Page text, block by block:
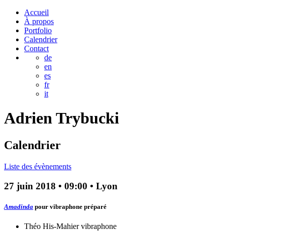
Accueil
À propos
Portfolio
Calendrier
Contact
de
en
es
fr
it
AdrienTrybucki
Calendrier
Liste des évènements
27 juin 2018 • 09:00 • Lyon
Amadinda pour vibraphone préparé
Théo His-Mahiervibraphone